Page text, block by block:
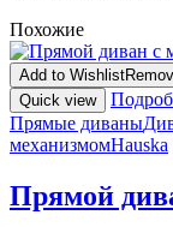
Похожие
Add to Wishlist
Quick view
Прямые диваны
механизмомHauska
Прямой